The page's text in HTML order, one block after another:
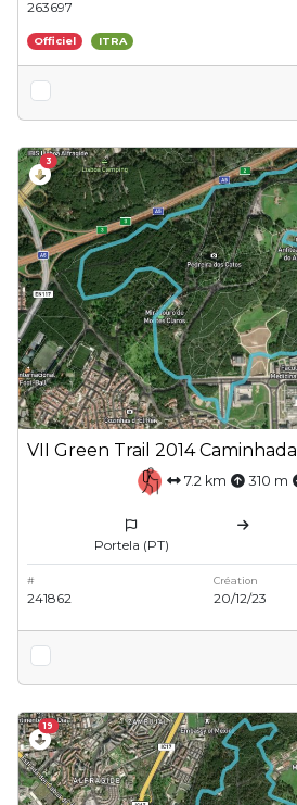
263697
Officiel ITRA
3
VII Green Trail 2014 Caminhada
7.2 km 310 m
Portela (PT)
#
241862
Création
20/12/23
19